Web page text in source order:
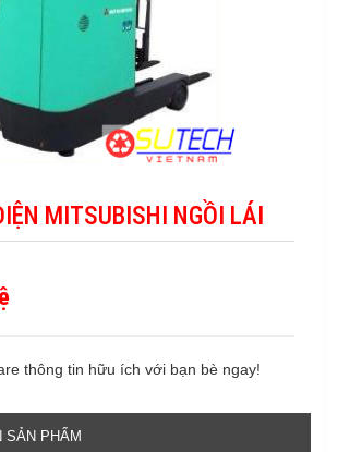
MITSUBISHI NGỒI LÁI
thông tin hữu ích với bạn bè ngay!
SẢN PHẨM